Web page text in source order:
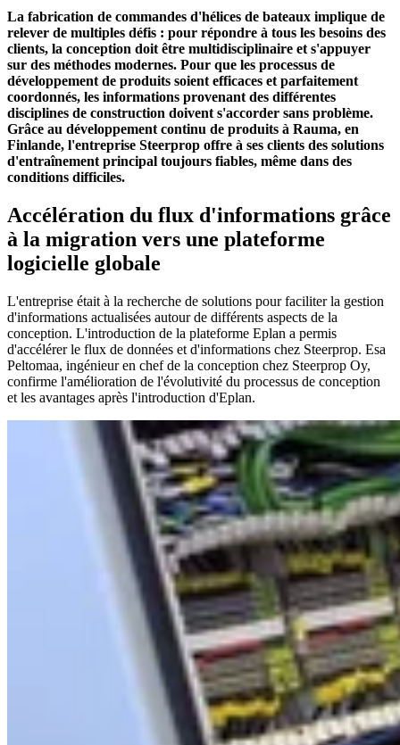
La fabrication de commandes d'hélices de bateaux implique de
relever de multiples défis : pour répondre à tous les besoins des
clients, la conception doit être multidisciplinaire et s'appuyer
sur des méthodes modernes. Pour que les processus de
développement de produits soient efficaces et parfaitement
coordonnés, les informations provenant des différentes
disciplines de construction doivent s'accorder sans problème.
Grâce au développement continu de produits à Rauma, en
Finlande, l'entreprise Steerprop offre à ses clients des solutions
d'entraînement principal toujours fiables, même dans des
conditions difficiles.
Accélération du flux d'informations grâce
à la migration vers une plateforme
logicielle globale
L'entreprise était à la recherche de solutions pour faciliter la gestion
d'informations actualisées autour de différents aspects de la
conception. L'introduction de la plateforme Eplan a permis
d'accélérer le flux de données et d'informations chez Steerprop. Esa
Peltomaa, ingénieur en chef de la conception chez Steerprop Oy,
confirme l'amélioration de l'évolutivité du processus de conception
et les avantages après l'introduction d'Eplan.